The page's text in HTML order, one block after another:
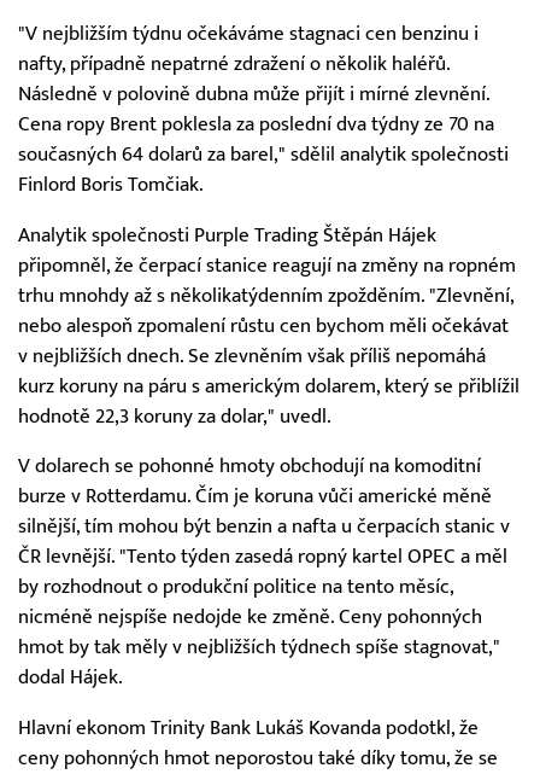
"V nejbližším týdnu očekáváme stagnaci cen benzinu i
nafty, případně nepatrné zdražení o několik haléřů.
Následně v polovině dubna může přijít i mírné zlevnění.
Cena ropy Brent poklesla za poslední dva týdny ze 70 na
současných 64 dolarů za barel," sdělil analytik společnosti
Finlord Boris Tomčiak.
Analytik společnosti Purple Trading Štěpán Hájek
připomněl, že čerpací stanice reagují na změny na ropném
trhu mnohdy až s několikatýdenním zpožděním. "Zlevnění,
nebo alespoň zpomalení růstu cen bychom měli očekávat
v nejbližších dnech. Se zlevněním však příliš nepomáhá
kurz koruny na páru s americkým dolarem, který se přiblížil
hodnotě 22,3 koruny za dolar," uvedl.
V dolarech se pohonné hmoty obchodují na komoditní
burze v Rotterdamu. Čím je koruna vůči americké měně
silnější, tím mohou být benzin a nafta u čerpacích stanic v
ČR levnější. "Tento týden zasedá ropný kartel OPEC a měl
by rozhodnout o produkční politice na tento měsíc,
nicméně nejspíše nedojde ke změně. Ceny pohonných
hmot by tak měly v nejbližších týdnech spíše stagnovat,"
dodal Hájek.
Hlavní ekonom Trinity Bank Lukáš Kovanda podotkl, že
ceny pohonných hmot neporostou také díky tomu, že se